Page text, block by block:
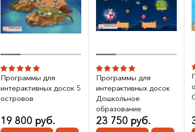
Программы для
интерактивных досок 5
островов
19 800 руб.
Программы для
интерактивных досок
Дошкольное
образование
23 750 руб.